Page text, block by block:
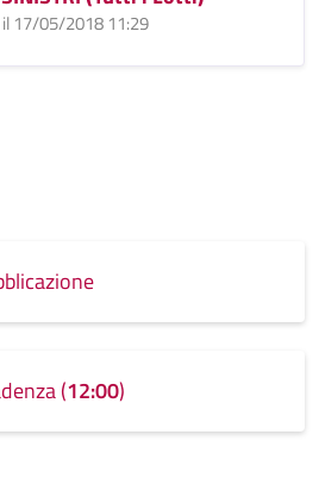
17/05/2018 11:29
(12:00)